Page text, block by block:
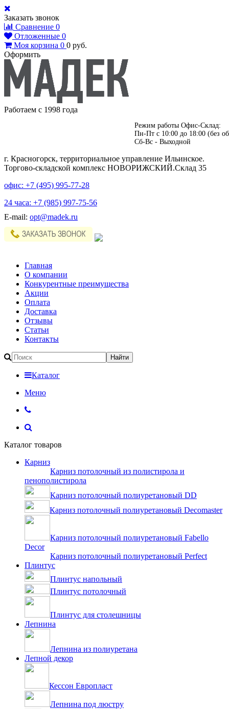
Заказать звонок
Сравнение 0
Отложенные 0
Моя корзина 0 0 руб.
Оформить
Работаем с 1998 года
Режим работы Офис-Склад:
Пн-Пт с 10:00 до 18:00 (без
Сб-Вс - Выходной
г. Красногорск, территориальное управление Ильинское.
Торгово-складской комплекс НОВОРИЖСКИЙ.Склад 35
офис: +7 (495) 995-77-28
24 часа: +7 (985) 997-75-56
E-mail: opt@madek.ru
Главная
О компании
Конкурентные преимущества
Акции
Оплата
Доставка
Отзывы
Статьи
Контакты
Каталог
Меню
Каталог товаров
Карниз
Карниз потолочный из полистирола и
пенополистирола
Карниз потолочный полиуретановый DD
Карниз потолочный полиуретановый Decomaster
Карниз потолочный полиуретановый Fabello
Decor
Карниз потолочный полиуретановый Perfect
Плинтус
Плинтус напольный
Плинтус потолочный
Плинтус для столешницы
Лепнина
Лепнина из полиуретана
Лепной декор
Кессон Европласт
Лепнина под люстру